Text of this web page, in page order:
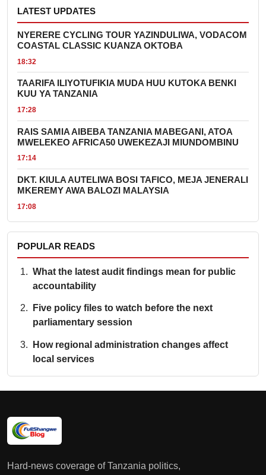
LATEST UPDATES
NYERERE CYCLING TOUR YAZINDULIWA, VODACOM
COASTAL CLASSIC KUANZA OKTOBA
18:32
TAARIFA ILIYOTUFIKIA MUDA HUU KUTOKA BENKI
KUU YA TANZANIA
17:28
RAIS SAMIA AIBEBA TANZANIA MABEGANI, ATOA
MWELEKEO AFRICA50 UWEKEZAJI MIUNDOMBINU
17:14
DKT. KIULA AUTELIWA BOSI TAFICO, MEJA JENERALI
MKEREMY AWA BALOZI MALAYSIA
17:08
POPULAR READS
What the latest audit findings mean for public
accountability
Five policy files to watch before the next
parliamentary session
How regional administration changes affect
local services
Hard-news coverage of Tanzania politics,